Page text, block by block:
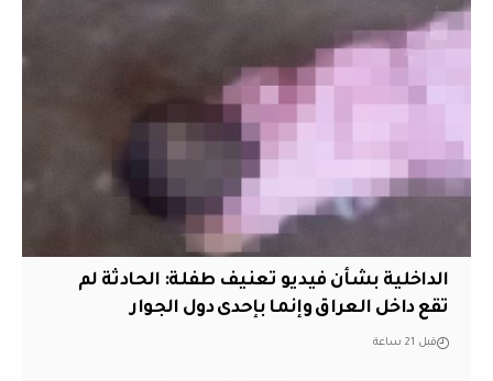
الداخلية بشأن فيديو تعنيف طفلة: الحادثة لم
تقع داخل العراق وإنما بإحدى دول الجوار
قبل 21 ساعة